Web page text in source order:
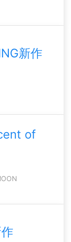
新作
of